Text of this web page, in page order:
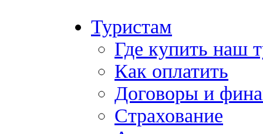
Туристам
Где купить наш
Как оплатить
Договоры и
Страхование